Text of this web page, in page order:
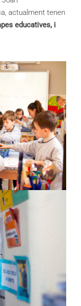
actualment tenen
educatives, i